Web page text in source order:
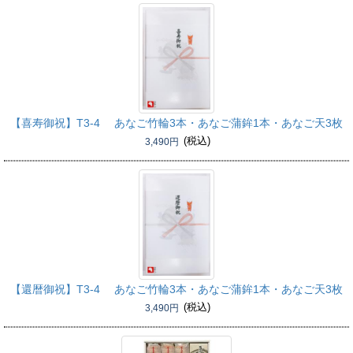
【喜寿御祝】 T3-4 あなご竹輪3本・あなご蒲鉾1本・あなご天3枚
3,490円 (税込)
【還暦御祝】 T3-4 あなご竹輪3本・あなご蒲鉾1本・あなご天3枚
3,490円 (税込)